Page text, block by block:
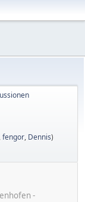
,fengor, Dennis)
-